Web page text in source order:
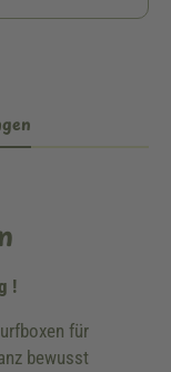
!
für
bewusst